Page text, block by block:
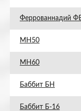
Феррованнадий
МН50
МН60
Баббит БН
Баббит Б-16